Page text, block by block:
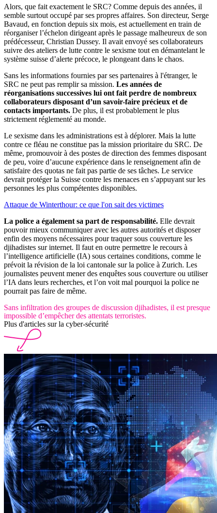
Alors, que fait exactement le SRC? Comme depuis des années, il
semble surtout occupé par ses propres affaires. Son directeur, Serge
Bavaud, en fonction depuis six mois, est actuellement en train de
réorganiser l’échelon dirigeant après le passage malheureux de son
prédécesseur, Christian Dussey. Il avait envoyé ses collaborateurs
suivre des ateliers de lutte contre le sexisme tout en démantelant le
système suisse d’alerte précoce, le plongeant dans le chaos.
Sans les informations fournies par ses partenaires à l'étranger, le
SRC ne peut pas remplir sa mission. Les années de
réorganisations successives lui ont fait perdre de nombreux
collaborateurs disposant d’un savoir-faire précieux et de
contacts importants. De plus, il est probablement le plus
strictement réglementé au monde.
Le sexisme dans les administrations est à déplorer. Mais la lutte
contre ce fléau ne constitue pas la mission prioritaire du SRC. De
même, promouvoir à des postes de direction des femmes disposant
de peu, voire d’aucune expérience dans le renseignement afin de
satisfaire des quotas ne fait pas partie de ses tâches. Le service
devrait protéger la Suisse contre les menaces en s’appuyant sur les
personnes les plus compétentes disponibles.
Attaque de Winterthour: ce que l'on sait des victimes
La police a également sa part de responsabilité. Elle devrait
pouvoir mieux communiquer avec les autres autorités et disposer
enfin des moyens nécessaires pour traquer sous couverture les
djihadistes sur internet. Il faut en outre permettre le recours à
l’intelligence artificielle (IA) sous certaines conditions, comme le
prévoit la révision de la loi cantonale sur la police à Zurich. Les
journalistes peuvent mener des enquêtes sous couverture ou utiliser
l’IA dans leurs recherches, et l’on voit mal pourquoi la police ne
pourrait pas faire de même.
Sans infiltration des groupes de discussion djihadistes, il est presque
impossible d’empêcher des attentats terroristes.
Plus d'articles sur la cyber-sécurité